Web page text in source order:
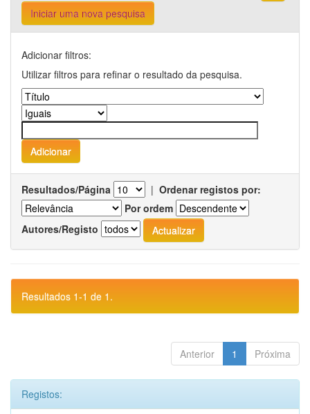
Iniciar uma nova pesquisa
Adicionar filtros:
Utilizar filtros para refinar o resultado da pesquisa.
Resultados/Página | Ordenar registos por:
Por ordem
Autores/Registo
Resultados 1-1 de 1.
Anterior 1 Próxima
Registos: